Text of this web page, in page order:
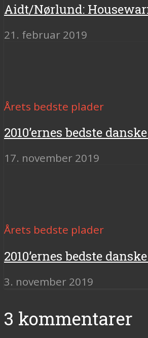
Aidt/Nørlund:
21. februar 2019
Årets bedste plader
2010’ernes bedste
17. november 2019
Årets bedste plader
2010’ernes bedste
3. november 2019
3 kommentarer